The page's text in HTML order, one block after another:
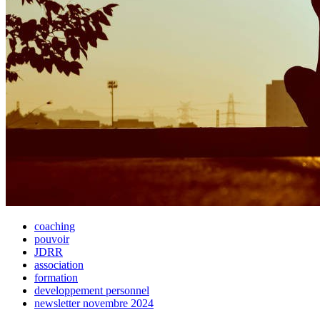
coaching
pouvoir
JDRR
association
formation
developpement personnel
newsletter novembre 2024